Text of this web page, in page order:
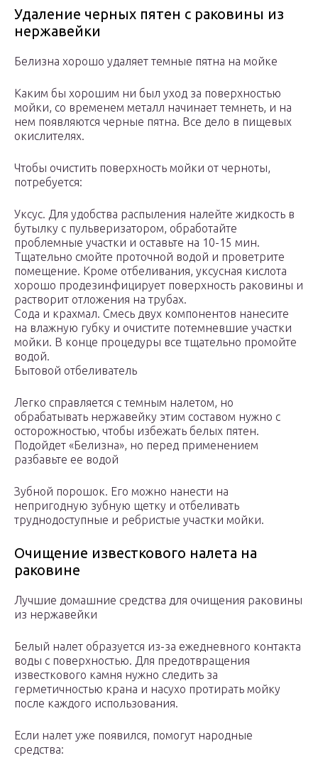
Удаление черных пятен с раковины из
нержавейки
Белизна хорошо удаляет темные пятна на мойке
Каким бы хорошим ни был уход за поверхностью
мойки, со временем металл начинает темнеть, и на
нем появляются черные пятна. Все дело в пищевых
окислителях.
Чтобы очистить поверхность мойки от черноты,
потребуется:
Уксус. Для удобства распыления налейте жидкость в
бутылку с пульверизатором, обработайте
проблемные участки и оставьте на 10-15 мин.
Тщательно смойте проточной водой и проветрите
помещение. Кроме отбеливания, уксусная кислота
хорошо продезинфицирует поверхность раковины и
растворит отложения на трубах.
Сода и крахмал. Смесь двух компонентов нанесите
на влажную губку и очистите потемневшие участки
мойки. В конце процедуры все тщательно промойте
водой.
Бытовой отбеливатель
Легко справляется с темным налетом, но
обрабатывать нержавейку этим составом нужно с
осторожностью, чтобы избежать белых пятен.
Подойдет «Белизна», но перед применением
разбавьте ее водой
Зубной порошок. Его можно нанести на
непригодную зубную щетку и отбеливать
труднодоступные и ребристые участки мойки.
Очищение известкового налета на
раковине
Лучшие домашние средства для очищения раковины
из нержавейки
Белый налет образуется из-за ежедневного контакта
воды с поверхностью. Для предотвращения
известкового камня нужно следить за
герметичностью крана и насухо протирать мойку
после каждого использования.
Если налет уже появился, помогут народные
средства: